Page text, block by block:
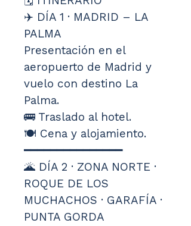
✈️ DÍA 1 · MADRID – LA
PALMA
Presentación en el
aeropuerto de Madrid y
vuelo con destino La
Palma.
🚌 Traslado al hotel.
🍽️ Cena y alojamiento.
━━━━━━━━━━━━━━━
🌋 DÍA 2 · ZONA NORTE ·
ROQUE DE LOS
MUCHACHOS · GARAFÍA ·
PUNTA GORDA